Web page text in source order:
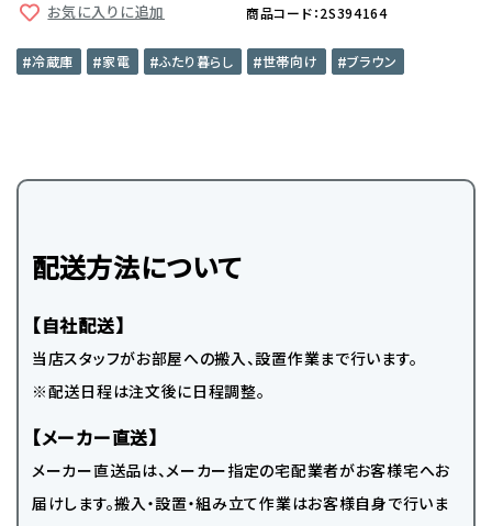
お気に入りに追加 商品コード：2S394164
冷蔵庫 家電 ふたり暮らし 世帯向け ブラウン
配送方法について
【自社配送】
当店スタッフがお部屋への搬入、設置作業まで行います。
※配送日程は注文後に日程調整。
【メーカー直送】
メーカー直送品は、メーカー指定の宅配業者がお客様宅へお
届けします。搬入・設置・組み立て作業はお客様自身で行いま